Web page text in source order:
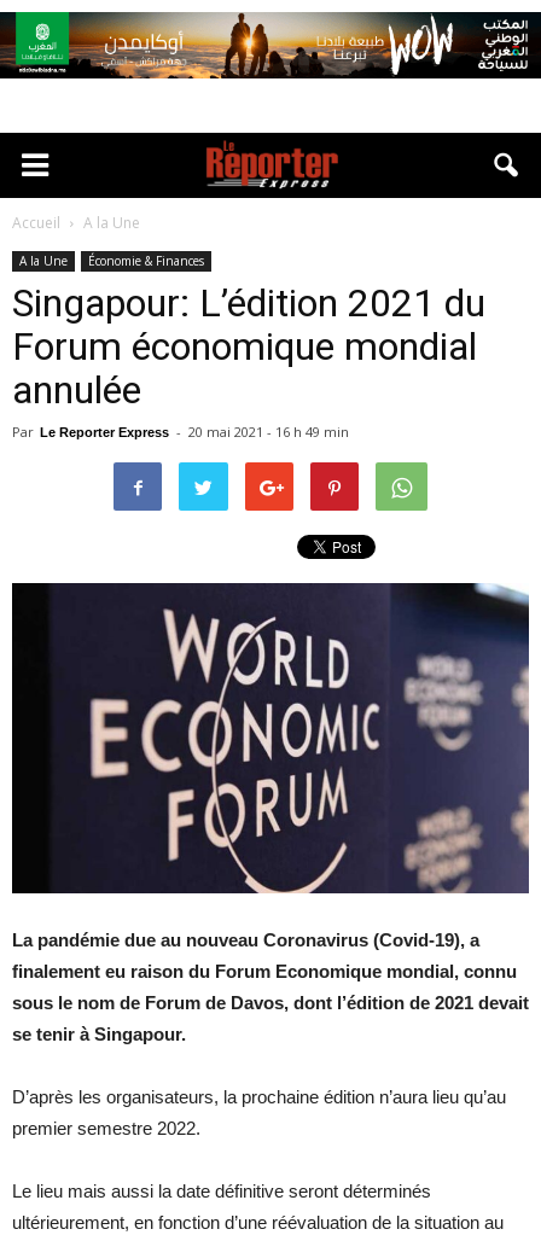
Accueil A la Une
A la Une Économie & Finances
Singapour: L’édition 2021 du
Forum économique mondial
annulée
Par Le Reporter Express - 20 mai 2021 - 16 h 49 min
La pandémie due au nouveau Coronavirus (Covid-19), a
finalement eu raison du Forum Economique mondial, connu
sous le nom de Forum de Davos, dont l’édition de 2021 devait
se tenir à Singapour.
D’après les organisateurs, la prochaine édition n’aura lieu qu’au
premier semestre 2022.
Le lieu mais aussi la date définitive seront déterminés
ultérieurement, en fonction d’une réévaluation de la situation au